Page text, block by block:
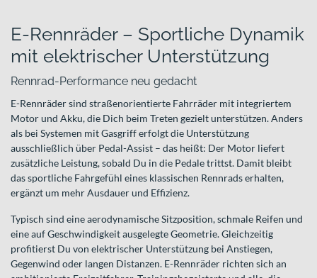
E-Rennräder – Sportliche Dynamik
mit elektrischer Unterstützung
Rennrad-Performance neu gedacht
E-Rennräder sind straßenorientierte Fahrräder mit integriertem
Motor und Akku, die Dich beim Treten gezielt unterstützen. Anders
als bei Systemen mit Gasgriff erfolgt die Unterstützung
ausschließlich über Pedal-Assist – das heißt: Der Motor liefert
zusätzliche Leistung, sobald Du in die Pedale trittst. Damit bleibt
das sportliche Fahrgefühl eines klassischen Rennrads erhalten,
ergänzt um mehr Ausdauer und Effizienz.
Typisch sind eine aerodynamische Sitzposition, schmale Reifen und
eine auf Geschwindigkeit ausgelegte Geometrie. Gleichzeitig
profitierst Du von elektrischer Unterstützung bei Anstiegen,
Gegenwind oder langen Distanzen. E-Rennräder richten sich an